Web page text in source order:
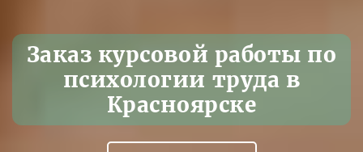
Заказ курсовой работы по
психологии труда в
Красноярске